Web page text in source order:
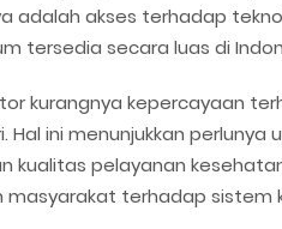
adalah akses terhadap
tersedia secara luas di
kurangnya kepercayaan
Hal ini menunjukkan
kualitas pelayanan
masyarakat terhadap sistem